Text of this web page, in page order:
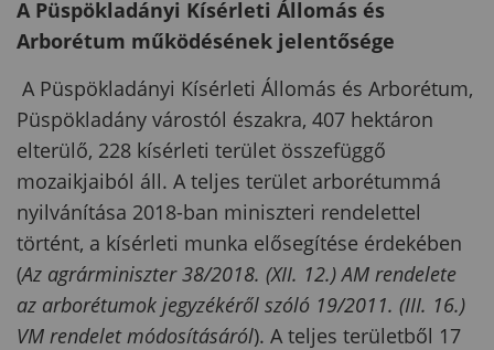
A Püspökladányi Kísérleti Állomás és
Arborétum működésének jelentősége
A Püspökladányi Kísérleti Állomás és Arborétum,
Püspökladány várostól északra, 407 hektáron
elterülő, 228 kísérleti terület összefüggő
mozaikjaiból áll. A teljes terület arborétummá
nyilvánítása 2018-ban miniszteri rendelettel
történt, a kísérleti munka elősegítése érdekében
(Az agrárminiszter 38/2018. (XII. 12.) AM rendelete
az arborétumok jegyzékéről szóló 19/2011. (III. 16.)
VM rendelet módosításáról). A teljes területből 17